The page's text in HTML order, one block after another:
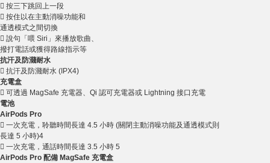
 按三下跳回上一段
 按住以在主動消噪功能和
通透模式之間切換
 說句「喂 Siri」來播放歌曲、
撥打電話或獲得路線指示等
抗汗及防濺耐水
 抗汗及防濺耐水 (IPX4)
充電盒
 可透過 MagSafe 充電器、Qi 認可充電器或 Lightning 接口充電
電池
AirPods Pro
 一次充電，聆聽時間長達 4.5 小時 (關閉主動消噪功能及通透模式則
長達 5 小時)4
 一次充電，通話時間長達 3.5 小時 5
AirPods Pro 配備 MagSafe 充電盒